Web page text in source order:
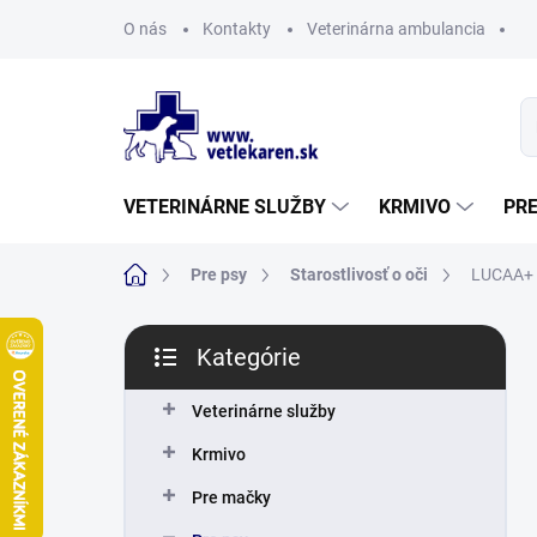
O nás Kontakty Veterinárna ambulancia
VETERINÁRNE SLUŽBY KRMIVO
DomovPre psy Starostlivosť o oči LUCAA+
B
č
kategórie
Kategórie
Veterinárne služby
Krmivo
Pre mačky